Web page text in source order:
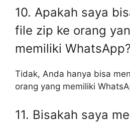
10. Apakah saya
file zip ke orang
memiliki WhatsApp?
Tidak, Anda hanya bisa
orang yang memiliki
11. Bisakah saya